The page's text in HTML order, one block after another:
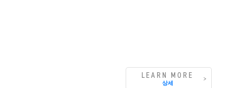
LEARN MORE
상세